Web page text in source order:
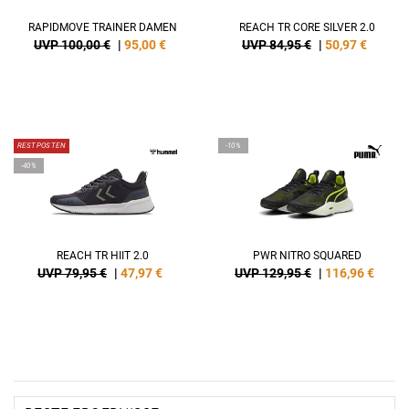
RAPIDMOVE TRAINER DAMEN
UVP 100,00 € | 95,00€
REACH TR CORE SILVER 2.0
UVP 84,95 € | 50,97€
RESTPOSTEN
-40%
REACH TR HIIT 2.0
UVP 79,95 € | 47,97€
-10%
PWR NITRO SQUARED
UVP 129,95 € | 116,96€